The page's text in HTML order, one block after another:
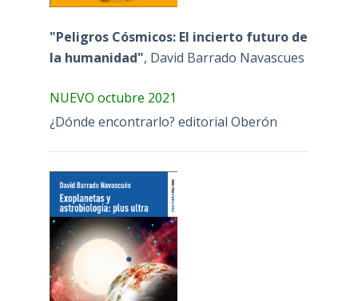
"Peligros Cósmicos: El incierto futuro de
la humanidad", David Barrado Navascues
NUEVO octubre 2021
¿Dónde encontrarlo? editorial Oberón